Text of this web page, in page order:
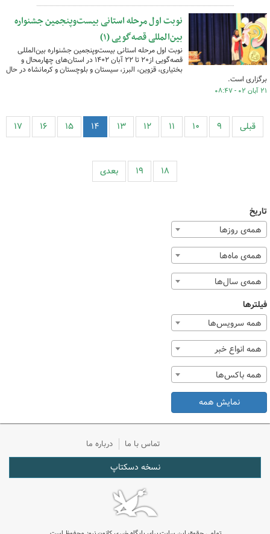
نوبت اول مرحله استانی بیست‌وپنجمین جشنواره
بین‌المللی قصه‌گویی (۱)
نوبت اول مرحله استانی بیست‌وپنجمین جشنواره بین‌المللی
قصه‌گویی از۲۰ تا ۲۲ آبان ۱۴۰۲ در استان‌های چهارمحال و
بختیاری، قزوین، البرز، سیستان و بلوچستان و کرمانشاه در حال
برگزاری است.
۲۱ آبان ۰۲ - ۰۸:۴۷
قبلی ۹ ۱۰ ۱۱ ۱۲ ۱۳ ۱۴ ۱۵ ۱۶ ۱۷
۱۸ ۱۹ بعدی
تاریخ
همه‌ی روزها
همه‌ی ماه‌ها
همه‌ی سال‌ها
فیلترها
همه سرویس‌ها
همه انواع خبر
همه باکس‌ها
نمایش همه
تماس با ما درباره ما
نسخه دسکتاپ